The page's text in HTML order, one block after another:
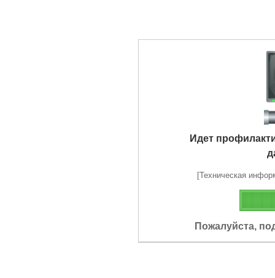
Идет
[Техническая
Пожалуйста,